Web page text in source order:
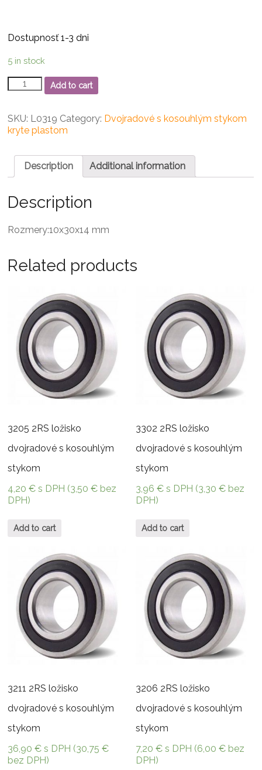
Dostupnosť 1-3 dni
5 in stock
3200
2RS
dvojradové
s
quantity
Add to cart
SKU: L0319 Category: Dvojradové s kosouhlým stykom
kryte plastom
Description Additional information
Description
Rozmery:10x30x14 mm
Related products
3205 2RS ložisko
dvojradové s kosouhlým
stykom
4,20€ s DPH (3,50€ bez
DPH)
Add to cart
3302 2RS ložisko
dvojradové s kosouhlým
stykom
3,96€ s DPH (3,30€ bez
DPH)
Add to cart
3211 2RS ložisko
dvojradové s kosouhlým
stykom
36,90€ s DPH (30,75€
bez DPH)
3206 2RS ložisko
dvojradové s kosouhlým
stykom
7,20€ s DPH (6,00€ bez
DPH)